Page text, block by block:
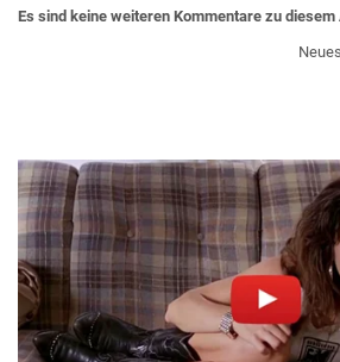
Es sind keine weiteren Kommentare zu